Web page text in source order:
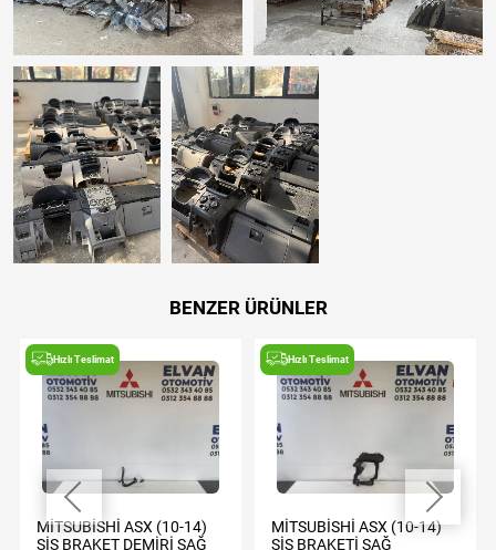
BENZER ÜRÜNLER
Hızlı Teslimat
MİTSUBİSHİ ASX (10-14)
SİS BRAKET DEMİRİ SAĞ
Hızlı Teslimat
MİTSUBİSHİ ASX (10-14)
SİS BRAKETİ SAĞ